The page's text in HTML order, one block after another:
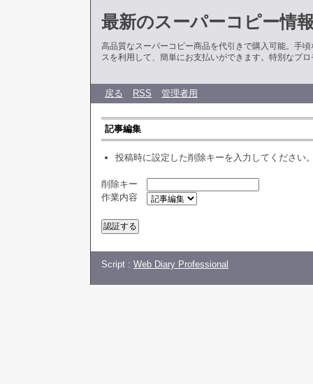
最新のスーパーコピー情
高品質なスーパーコピー商品を代引きで購入可能。手
スを利用して、簡単にお支払いができます。特別なプ
戻る RSS 管理者用
記事編集
投稿時に設定した削除キーを入力してください
削除キー
作業内容
Script : Web Diary Professional